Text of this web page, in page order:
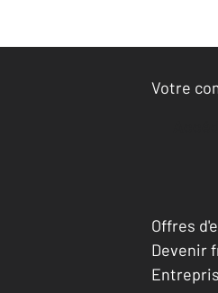
Votre
Offres
Devenir